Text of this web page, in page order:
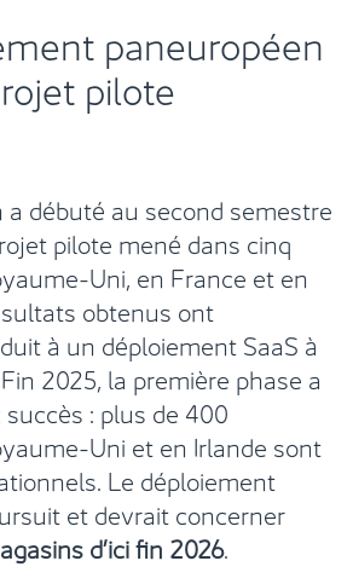
paneuropéen
pilote
débuté au second semestre
pilote mené dans cinq
Uni, en France et en
obtenus ont
à un déploiement SaaS à
2025, la première phase a
: plus de 400
Uni et en Irlande sont
Le déploiement
et devrait concerner
d’ici fin 2026.